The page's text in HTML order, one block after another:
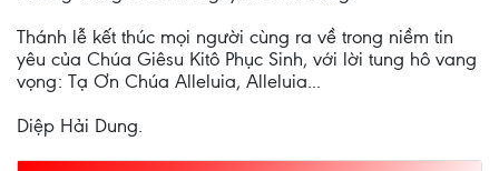
Thánh lễ kết thúc mọi người cùng ra về trong niềm tin
yêu của Chúa Giêsu Kitô Phục Sinh, với lời tung hô vang
vọng: Tạ Ơn Chúa Alleluia, Alleluia...
Diệp Hải Dung.